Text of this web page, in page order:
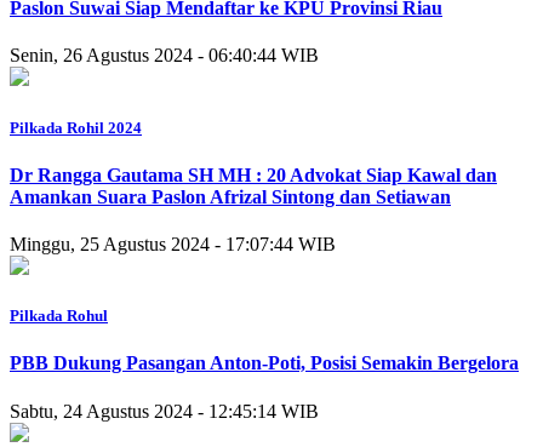
Paslon Suwai Siap Mendaftar ke KPU Provinsi Riau
Senin, 26 Agustus 2024 - 06:40:44 WIB
Pilkada Rohil 2024
Dr Rangga Gautama SH MH : 20 Advokat Siap Kawal dan
Amankan Suara Paslon Afrizal Sintong dan Setiawan
Minggu, 25 Agustus 2024 - 17:07:44 WIB
Pilkada Rohul
PBB Dukung Pasangan Anton-Poti, Posisi Semakin Bergelora
Sabtu, 24 Agustus 2024 - 12:45:14 WIB